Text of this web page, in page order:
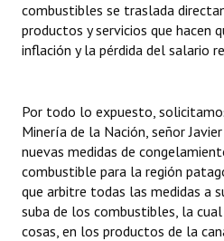
combustibles se traslada
productos y servicios que hacen
inflación y la pérdida del salario
Por todo lo expuesto,
Minería de la Nación, señor
nuevas medidas de
combustible para la región
que arbitre todas las medidas a
suba de los combustibles, la
cosas, en los productos de la